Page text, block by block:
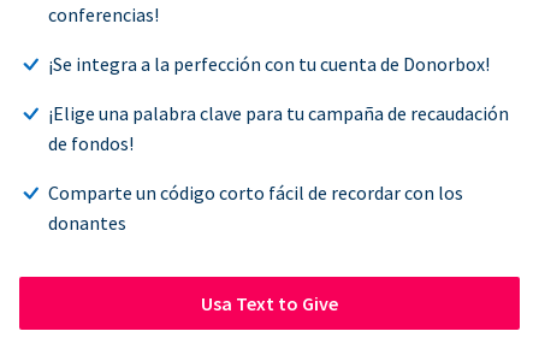
conferencias!
¡Se integra a la perfección con tu cuenta de Donorbox!
¡Elige una palabra clave para tu campaña de recaudación
de fondos!
Comparte un código corto fácil de recordar con los
donantes
Usa Text to Give